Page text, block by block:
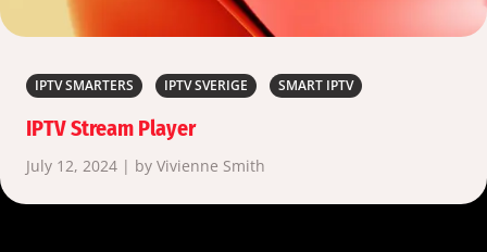
IPTV SMARTERS IPTV SVERIGE SMART IPTV
IPTV Stream Player
July 12, 2024 | by Vivienne Smith